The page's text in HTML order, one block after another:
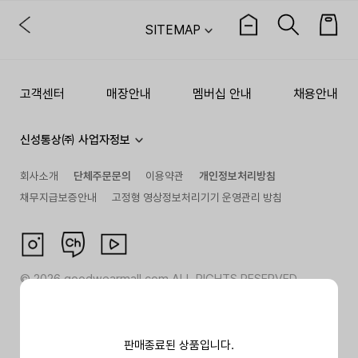
판매종료된 상품입니다.
SITEMAP
고객센터 매장안내 멤버십 안내 채용안내
신성통상㈜ 사업자정보
회사소개 단체주문문의 이용약관
개인정보처리방침
채무지급보증안내
고정형 영상정보처리기기 운영관리 방침
©2026goodwearmall.com ALL RIGHTS RESERVED